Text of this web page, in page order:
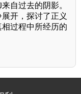
自过去的阴影。
开，探讨了正义
过程中所经历的